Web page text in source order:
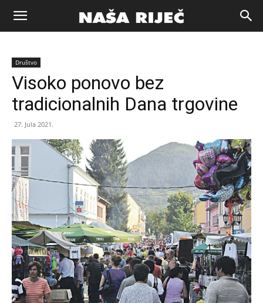
Naša
riječ
Društvo
Visoko ponovo bez
tradicionalnih Dana trgovine
27. Jula 2021.